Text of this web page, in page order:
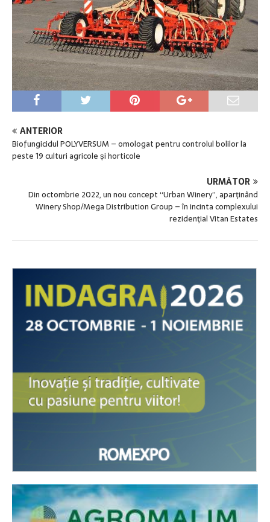
ANTERIOR
Biofungicidul POLYVERSUM – omologat pentru controlul bolilor la
peste 19 culturi agricole și horticole
URMĂTOR
Din octombrie 2022, un nou concept “Urban Winery”, aparţinând
Winery Shop/Mega Distribution Group – în incinta complexului
rezidenţial Vitan Estates